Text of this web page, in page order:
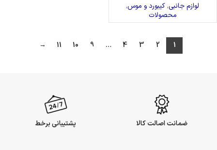
لوازم جانبی,کیبورد و موس,
محصولات
1
2
3
4
…
9
10
11
→
ضمانت اصالت کالا پشتیبانی برخط